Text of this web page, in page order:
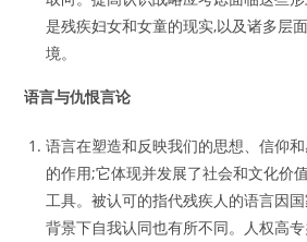
是残疾妇女和女童的现实,以及诸多层
境。
语言与仇恨言论
语言在塑造和反映我们的思想、信仰
的作用;它体现并发展了社会和文化价
工具。被认可的指代残疾人的语言因
背景下自我认同也有所不同。人权高